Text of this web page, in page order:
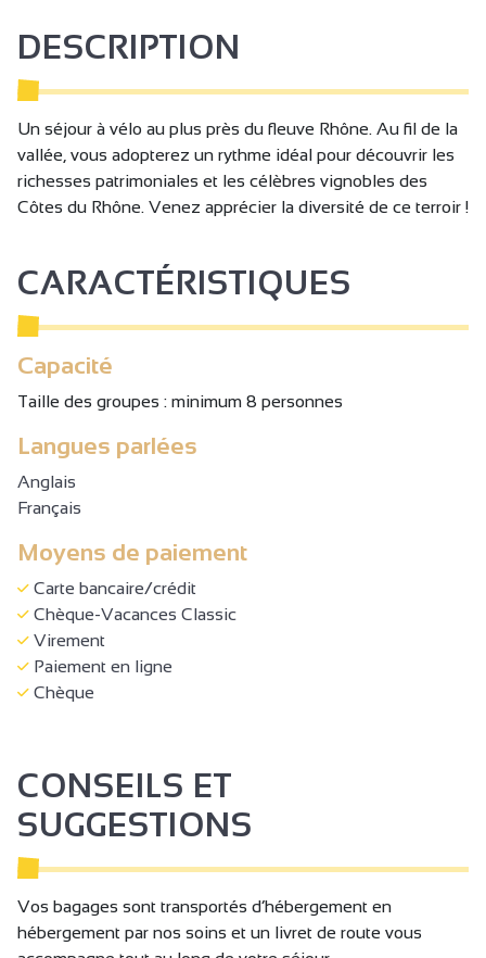
DESCRIPTION
Un séjour à vélo au plus près du fleuve Rhône. Au fil de la
vallée, vous adopterez un rythme idéal pour découvrir les
richesses patrimoniales et les célèbres vignobles des
Côtes du Rhône. Venez apprécier la diversité de ce terroir !
CARACTÉRISTIQUES
Capacité
Taille des groupes : minimum 8 personnes
Langues parlées
Anglais
Français
Moyens de paiement
Carte bancaire/crédit
Chèque-Vacances Classic
Virement
Paiement en ligne
Chèque
CONSEILS ET
SUGGESTIONS
Vos bagages sont transportés d’hébergement en
hébergement par nos soins et un livret de route vous